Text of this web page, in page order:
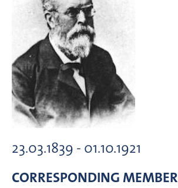
23.03.1839 - 01.10.1921
CORRESPONDING MEMBER